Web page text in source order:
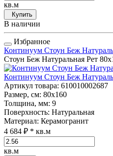
кв.м
Купить
В наличии
Избранное
Континуум Стоун Беж
Стоун Беж Натуральная Рет
Континуум Стоун Беж
Артикул товара: 610010002687
Размер, см: 80x160
Толщина, мм: 9
Поверхность: Натуральная
Материал: Керамогранит
4 684 ₽ * кв.м
кв.м